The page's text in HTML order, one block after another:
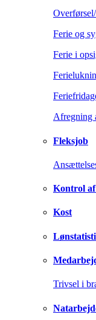
Ferie og
Ferie i
Afregning
Fleksjob
Kontrol
Kost
Trivsel i